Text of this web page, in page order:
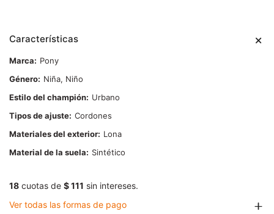
Características
Marca
Pony
Género
Niña, Niño
Estilo del champión
Urbano
Tipos de ajuste Cordones
Materiales del exterior
Lona
Material de la suela
Sintético
18 cuotas de $ 111 sin intereses.
Ver todas las formas de pago